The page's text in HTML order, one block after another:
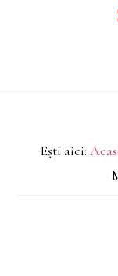
Ești aici: